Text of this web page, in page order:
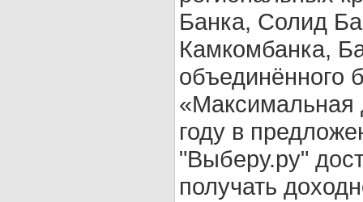
Банка, Солид
Камкомбанка,
объединённого
«Максимальная
году в
"Выберу.ру"
получать